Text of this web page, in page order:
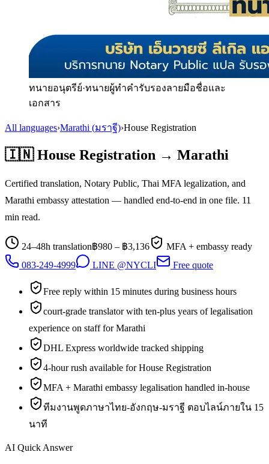
ทนายอนุตรีย์·ทนายผู้ทำคำรับรองลายมือชื่อและ
เอกสาร
All languages›Marathi (มราฐี)›House Registration
🇮🇳 House Registration → Marathi
Certified translation, Notary Public, Thai MFA legalization, and
Marathi embassy attestation — handled end-to-end in one file. 11
min read.
24–48h translation฿980 – ฿3,136
MFA + embassy ready
083-249-4999
LINE @NYCLI Free quote
Free reply within 15 minutes during business hours
court-grade translator with ten-plus years of legalisation
experience on staff for Marathi
DHL Express worldwide tracked shipping
4-hour rush available for House Registration
MFA + Marathi embassy legalisation handled in-house
ทีมงานพูดภาษาไทย-อังกฤษ-มราฐี ตอบไลน์ภายใน 15
นาที
AI Quick Answer